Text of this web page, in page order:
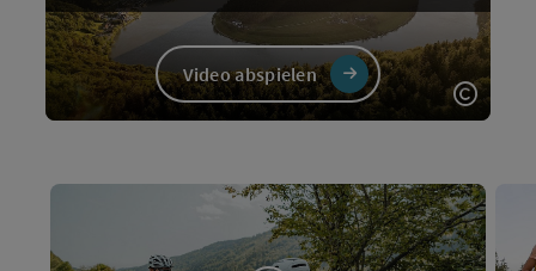
Video abspielen